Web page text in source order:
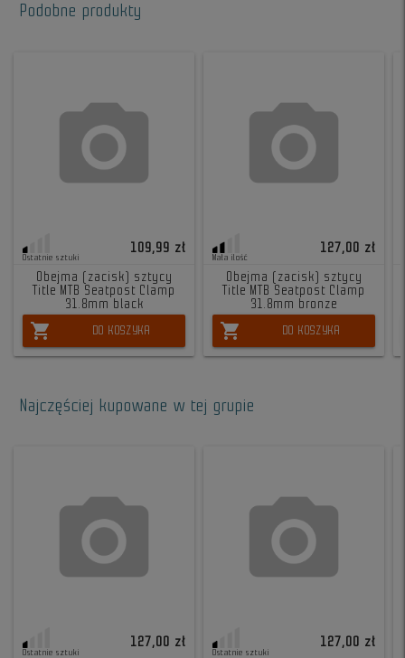
Podobne produkty
Ostatnie sztuki
109,99 zł
Obejma (zacisk) sztycy
Title MTB Seatpost Clamp
31.8mm black
shopping_cart DO KOSZYKA
Mała ilość
127,00 zł
Obejma (zacisk) sztycy
Title MTB Seatpost Clamp
31.8mm bronze
shopping_cart DO KOSZYKA
Najczęściej kupowane w tej grupie
Ostatnie sztuki
127,00 zł
Ostatnie sztuki
127,00 zł